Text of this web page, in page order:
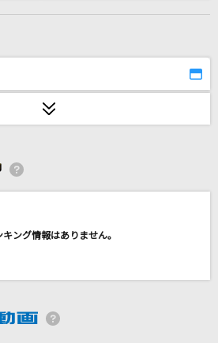
Baby [ボーン・トゥ・
ー]